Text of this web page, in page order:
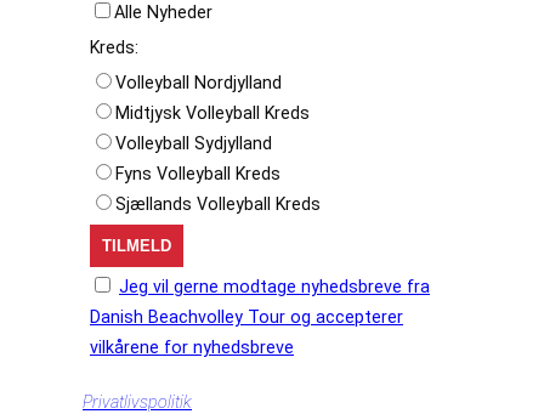
Alle Nyheder
Kreds:
Volleyball Nordjylland
Midtjysk Volleyball Kreds
Volleyball Sydjylland
Fyns Volleyball Kreds
Sjællands Volleyball Kreds
Jeg vil gerne modtage nyhedsbreve fra
Danish Beachvolley Tour og accepterer
vilkårene for nyhedsbreve
Privatlivspolitik